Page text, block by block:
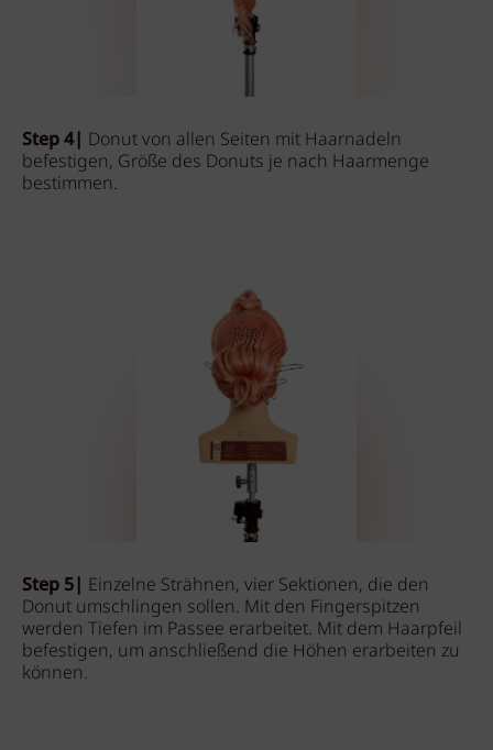
Step 4| Donut von allen Seiten mit Haarnadeln
befestigen, Größe des Donuts je nach Haarmenge
bestimmen.
Step 5| Einzelne Strähnen, vier Sektionen, die den
Donut umschlingen sollen. Mit den Fingerspitzen
werden Tiefen im Passee erarbeitet. Mit dem Haarpfeil
befestigen, um anschließend die Höhen erarbeiten zu
können.